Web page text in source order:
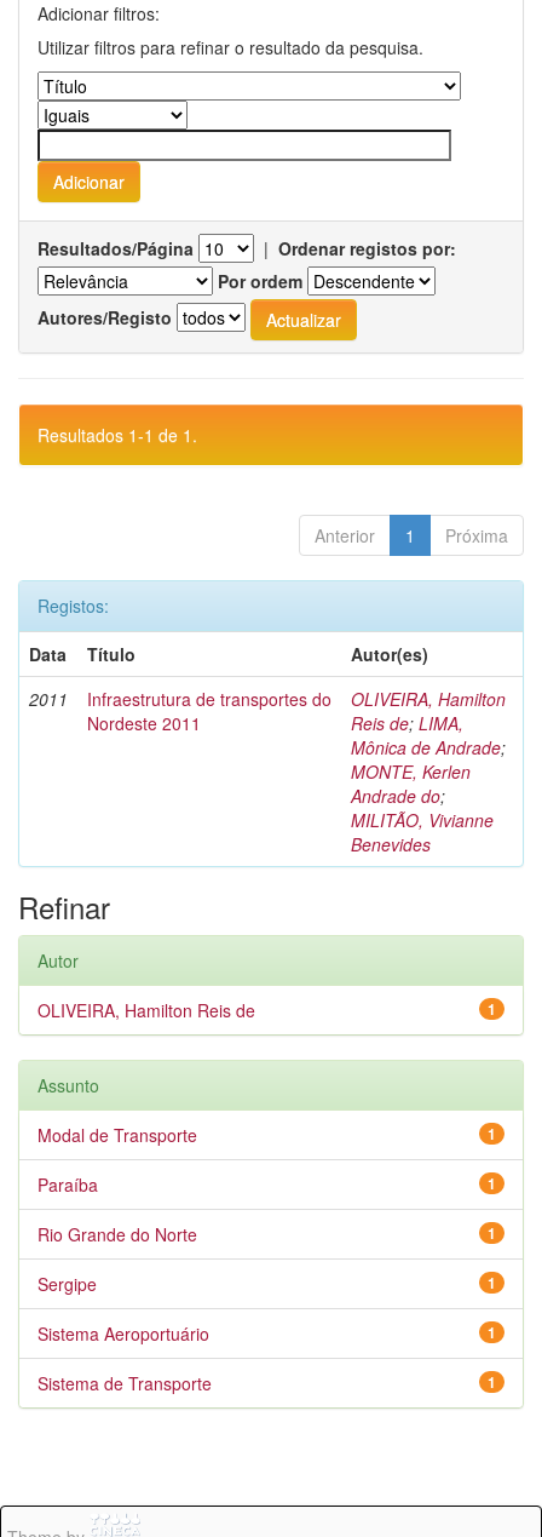
Adicionar filtros:
Utilizar filtros para refinar o resultado da pesquisa.
Resultados/Página | Ordenar registos por:
Por ordem
Autores/Registo
Resultados 1-1 de 1.
Anterior 1 Próxima
Registos:
Data
Título
Autor(es)
2011
Infraestrutura de transportes do
Nordeste 2011
OLIVEIRA, Hamilton
Reis de; LIMA,
Mônica de Andrade;
MONTE, Kerlen
Andrade do;
MILITÃO, Vivianne
Benevides
Refinar
Autor
1
OLIVEIRA, Hamilton Reis de
Assunto
1
Modal de Transporte
1
Paraíba
1
Rio Grande do Norte
1
Sergipe
1
Sistema Aeroportuário
1
Sistema de Transporte